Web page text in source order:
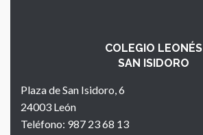
COLEGIO LEONÉS
SAN ISIDORO
Plaza de San Isidoro, 6
24003 León
Teléfono: 987 23 68 13